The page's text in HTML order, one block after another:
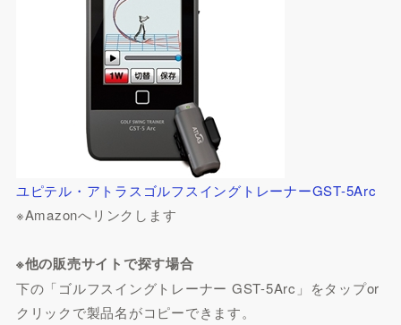
ユピテル・アトラスゴルフスイングトレーナーGST-5Arc
※Amazonへリンクします
※他の販売サイトで探す場合
下の「ゴルフスイングトレーナー GST-5Arc」をタップor
クリックで製品名がコピーできます。